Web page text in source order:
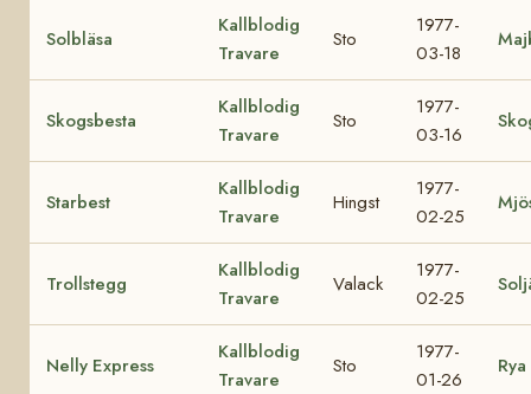
Solbläsa
Kallblodig
Travare
Sto
1977-
03-18
Skogsbesta
Kallblodig
Travare
Sto
1977-
03-16
Starbest
Kallblodig
Travare
Hingst
1977-
02-25
Trollstegg
Kallblodig
Travare
Valack
1977-
02-25
Nelly Express
Kallblodig
Travare
Sto
1977-
01-26